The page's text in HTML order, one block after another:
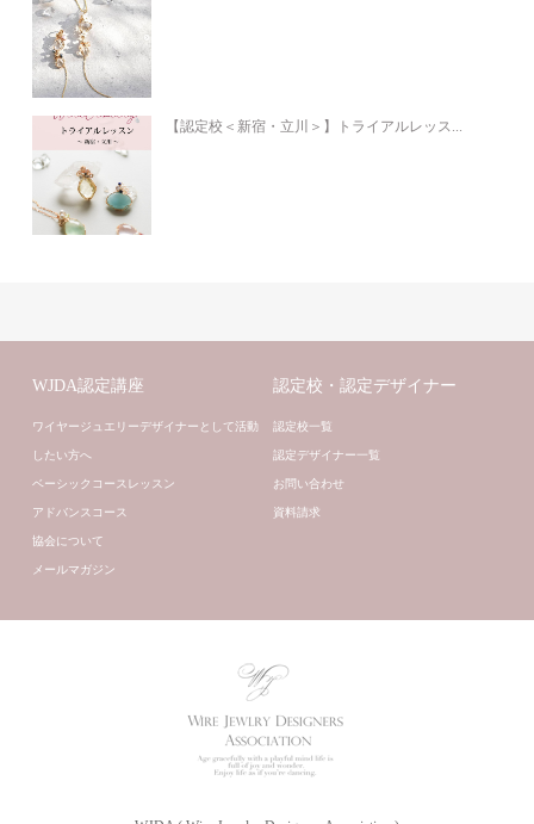
【認定校＜新宿・立川＞】トライアルレッス...
WJDA認定講座
ワイヤージュエリーデザイナーとして活動
したい方へ
ベーシックコースレッスン
アドバンスコース
協会について
メールマガジン
認定校・認定デザイナー
認定校一覧
認定デザイナー一覧
お問い合わせ
資料請求